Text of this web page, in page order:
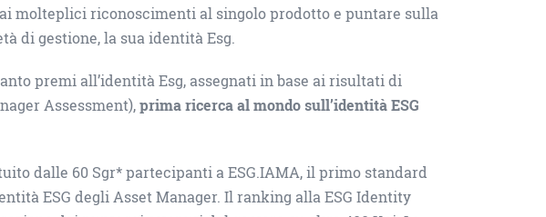
molteplici riconoscimenti al singolo prodotto e puntare sulla
di gestione, la sua identità Esg.
premi all’identità Esg, assegnati in base ai risultati di
Assessment),prima ricerca al mondo sull’identità ESG
dalle 60 Sgr* partecipanti a ESG.IAMA, il primo standard
ESG degli Asset Manager. Il ranking alla ESG Identity